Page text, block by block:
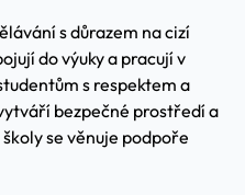
s důrazem na cizí
do výuky a pracují v
s respektem a
bezpečné prostředí a
se věnuje podpoře